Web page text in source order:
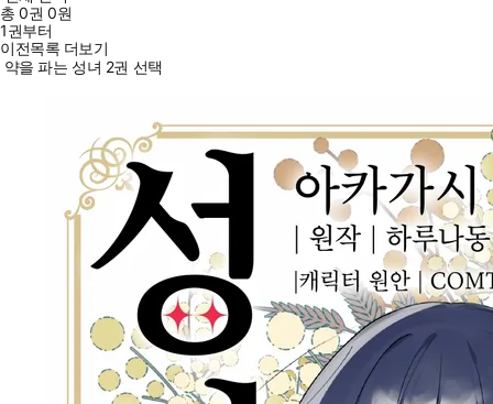
총0권 0원
1권부터
이전목록 더보기
약을 파는 성녀 2권 선택